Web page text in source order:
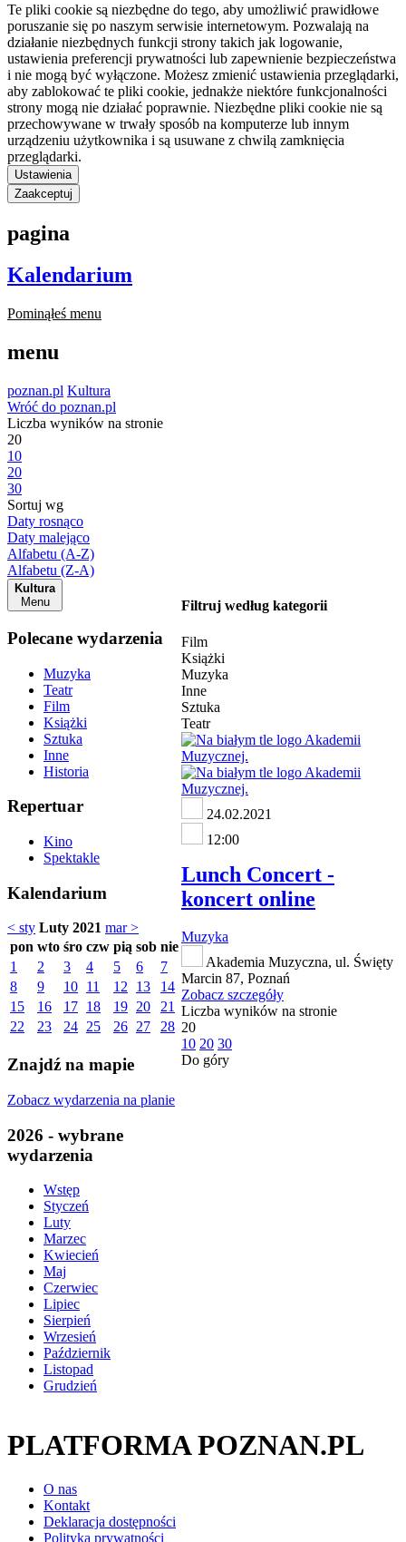
Te pliki cookie są niezbędne do tego, aby umożliwić prawidłowe
poruszanie się po naszym serwisie internetowym. Pozwalają na
działanie niezbędnych funkcji strony takich jak logowanie,
ustawienia preferencji prywatności lub zapewnienie bezpieczeństwa
i nie mogą być wyłączone. Możesz zmienić ustawienia przeglądarki,
aby zablokować te pliki cookie, jednakże niektóre funkcjonalności
strony mogą nie działać poprawnie. Niezbędne pliki cookie nie są
przechowywane w trwały sposób na komputerze lub innym
urządzeniu użytkownika i są usuwane z chwilą zamknięcia
przeglądarki.
Ustawienia
Zaakceptuj
pagina
Kalendarium
Pominąłeś menu
menu
poznan.pl Kultura
Wróć do poznan.pl
Liczba wyników na stronie
20
10
20
30
Sortuj wg
Daty rosnąco
Daty malejąco
Alfabetu (A-Z)
Alfabetu (Z-A)
Kultura
Menu
Polecane wydarzenia
Muzyka
Teatr
Film
Książki
Sztuka
Inne
Historia
Repertuar
Kino
Spektakle
Kalendarium
< sty Luty 2021 mar >
pon wto śro czw pią sob nie
1
2 3 4 5 6
7
8
9 10 11 12 13
14
15
16 17 18 19 20
21
22
23 24 25 26 27 28
Znajdź na mapie
Zobacz wydarzenia na planie
2026 - wybrane
wydarzenia
Wstęp
Styczeń
Luty
Marzec
Kwiecień
Maj
Czerwiec
Lipiec
Sierpień
Wrzesień
Październik
Listopad
Grudzień
Filtruj według kategorii
Film
Książki
Muzyka
Inne
Sztuka
Teatr
24.02.2021
12:00
Lunch Concert -
koncert online
Muzyka
Akademia Muzyczna, ul. Święty
Marcin 87, Poznań
Zobacz szczegóły
Liczba wyników na stronie
20
10 20 30
Do góry
PLATFORMA POZNAN.PL
O nas
Kontakt
Deklaracja dostępności
Polityka prywatności